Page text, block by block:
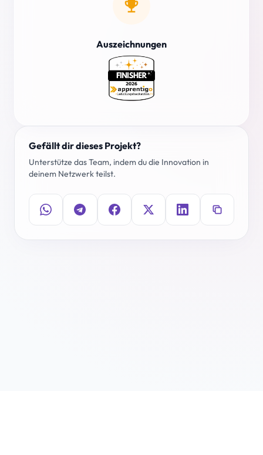
emoji_events
Auszeichnungen
Gefällt dir dieses Projekt?
Unterstütze das Team, indem du die Innovation in
deinem Netzwerk teilst.